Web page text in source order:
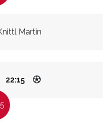
Martin
22:15